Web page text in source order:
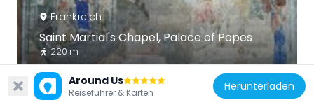
Frankreich
Saint Martial's Chapel, Palace of Popes
220 m
Around Us
Reiseführer & Karten Herunterladen